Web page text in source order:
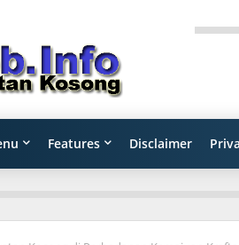
Features Disclaimer